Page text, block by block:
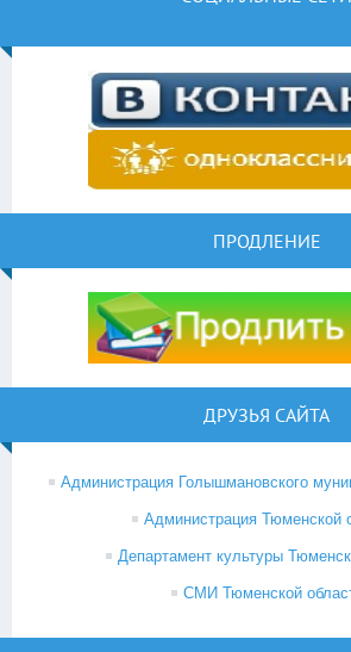
ПРОДЛЕНИЕ
ДРУЗЬЯ САЙТА
Администрация Голышмановского
Администрация Тюменской
Департамент культуры
СМИ Тюменской